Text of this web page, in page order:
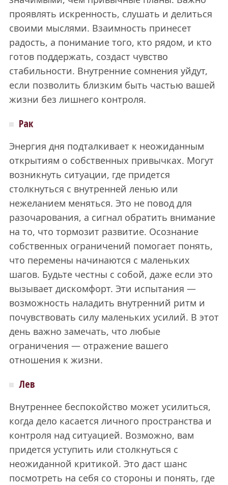
проявлять искренность, слушать и делиться
своими мыслями. Взаимность принесет
радость, а понимание того, кто рядом, и кто
готов поддержать, создаст чувство
стабильности. Внутренние сомнения уйдут,
если позволить близким быть частью вашей
жизни без лишнего контроля.
Рак
Энергия дня подталкивает к неожиданным
открытиям о собственных привычках. Могут
возникнуть ситуации, где придется
столкнуться с внутренней ленью или
нежеланием меняться. Это не повод для
разочарования, а сигнал обратить внимание
на то, что тормозит развитие. Осознание
собственных ограничений помогает понять,
что перемены начинаются с маленьких
шагов. Будьте честны с собой, даже если это
вызывает дискомфорт. Эти испытания —
возможность наладить внутренний ритм и
почувствовать силу маленьких усилий. В этот
день важно замечать, что любые
ограничения — отражение вашего
отношения к жизни.
Лев
Внутреннее беспокойство может усилиться,
когда дело касается личного пространства и
контроля над ситуацией. Возможно, вам
придется уступить или столкнуться с
неожиданной критикой. Это даст шанс
посмотреть на себя со стороны и понять, где